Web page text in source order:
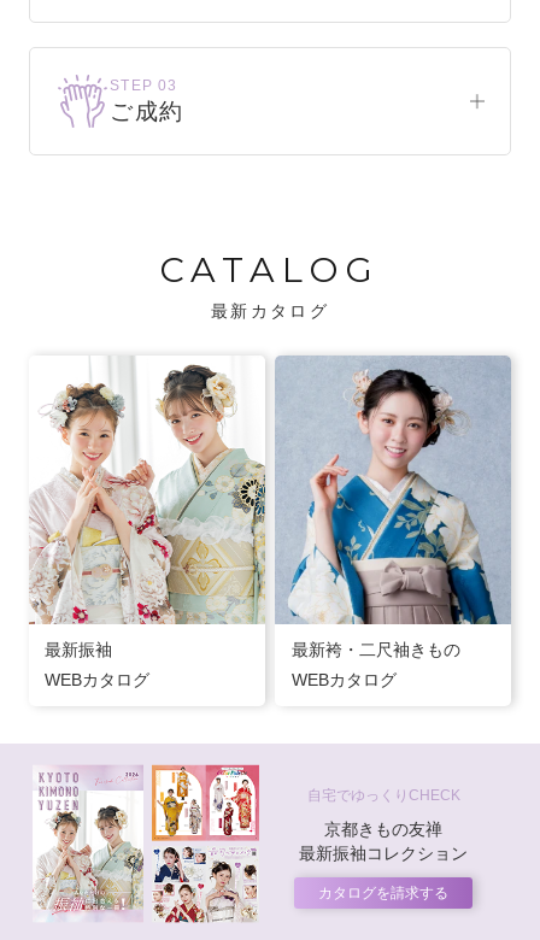
お気に入りの振袖が見つかるまで、何着でも
試着できます。
・振袖コンシェルジュが、振袖に合う小物や
バッグでお嬢様らしいコーディネートをご
STEP 03
ご成約
CATALOG
最新カタログ
最新振袖
WEBカタログ
最新袴・二尺袖きもの
WEBカタログ
自宅でゆっくりCHECK
京都きもの友禅
最新振袖コレクション
カタログを請求する